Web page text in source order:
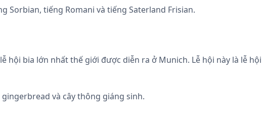
tiếng Romani và tiếng Saterland Frisian.
bia lớn nhất thế giới được diễn ra ở Munich. Lễ hội này là lễ hội
và cây thông giáng sinh.